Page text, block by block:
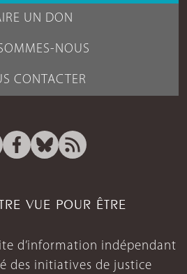
UN DON
NOUS
CONTACTER
VUE POUR ÊTRE
d’information indépendant
des initiatives de justice